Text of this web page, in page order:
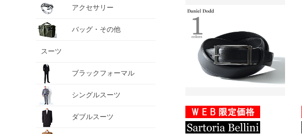
アクセサリー
バッグ・その他
スーツ
ブラックフォーマル
シングルスーツ
ダブルスーツ